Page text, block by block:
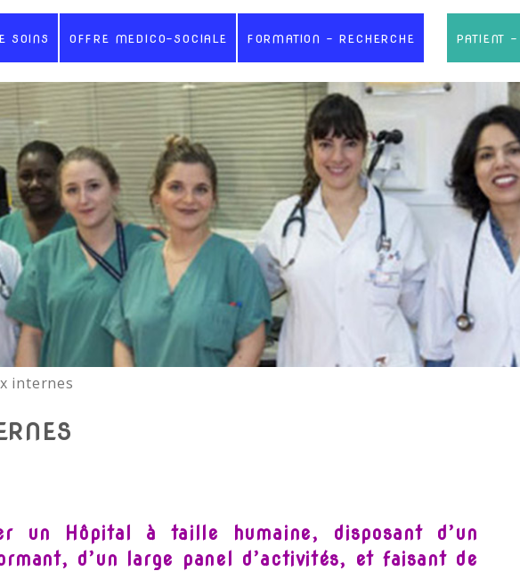
SOINS OFFRE MEDICO-SOCIALE FORMATION - RECHERCHE PATIENT
internes
un Hôpital à taille humaine, disposant d’un
d’un large panel d’activités, et faisant de